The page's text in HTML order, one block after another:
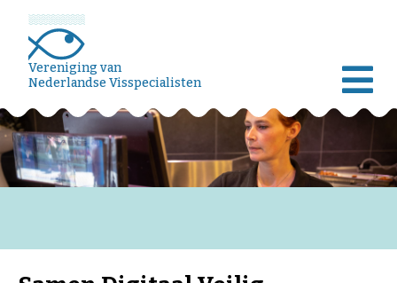
Vereniging van
Nederlandse Visspecialisten